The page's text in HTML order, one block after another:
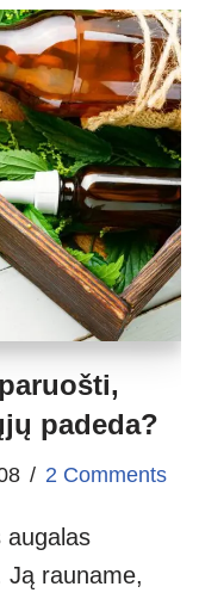
padeda?
2 Comments
augalas
Ją rauname,